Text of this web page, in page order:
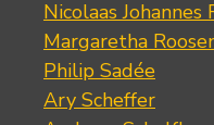
Nicolaas Johannes
Margaretha
Philip Sadée
Ary Scheffer